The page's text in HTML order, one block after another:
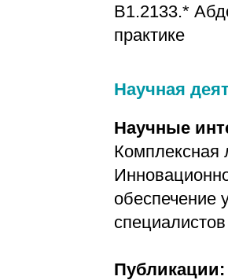
В1.2133.*
практике
Научная
Научные
Комплексная
обеспечение
специалистов
Публикации: